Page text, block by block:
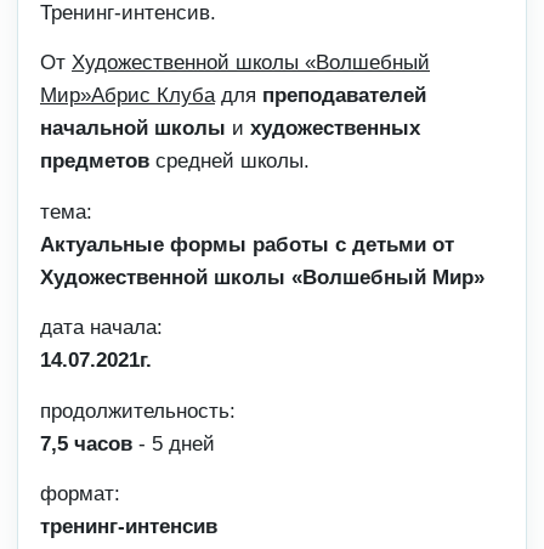
Тренинг-интенсив.
От Художественной школы «Волшебный
Мир»Абрис Клубадля преподавателей
начальной школы и художественных
предметов средней школы.
тема:
Актуальные формы работы с детьми от
Художественной школы «Волшебный Мир»
дата начала:
14.07.2021г.
продолжительность:
7,5 часов - 5 дней
формат:
тренинг-интенсив